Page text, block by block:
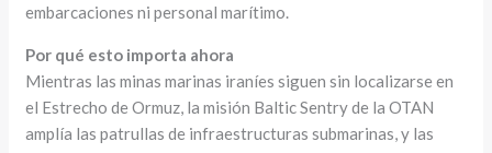
embarcaciones ni personal marítimo.
Por qué esto importa ahora
Mientras las minas marinas iraníes siguen sin localizarse en
el Estrecho de Ormuz, la misión Baltic Sentry de la OTAN
amplía las patrullas de infraestructuras submarinas, y las